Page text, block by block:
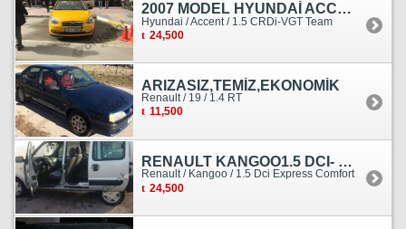
2007 MODEL HYUNDAİ ACCENT ERA MOTOR YENİ YAPILDI
Hyundai / Accent / 1.5 CRDi-VGT Team
24,500
ARIZASIZ,TEMİZ,EKONOMİK
Renault / 19 / 1.4 RT
11,500
RENAULT KANGOO1.5 DCI- 138 KM
Renault / Kangoo / 1.5 Dci Express Comfort
24,500